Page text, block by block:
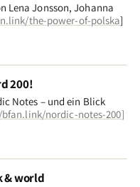
Lena Jonsson, Johanna
the-power-of-polska]
200!
Notes – und ein Blick
nordic-notes-200]
& world